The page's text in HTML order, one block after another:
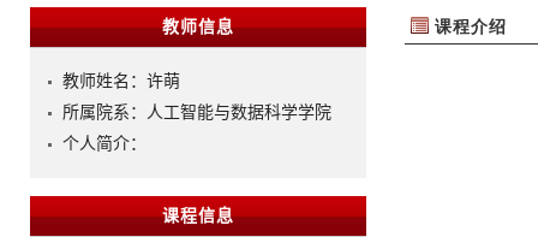
教师信息
教师姓名：许萌
所属院系：人工智能与数据科学学院
个人简介：
课程信息